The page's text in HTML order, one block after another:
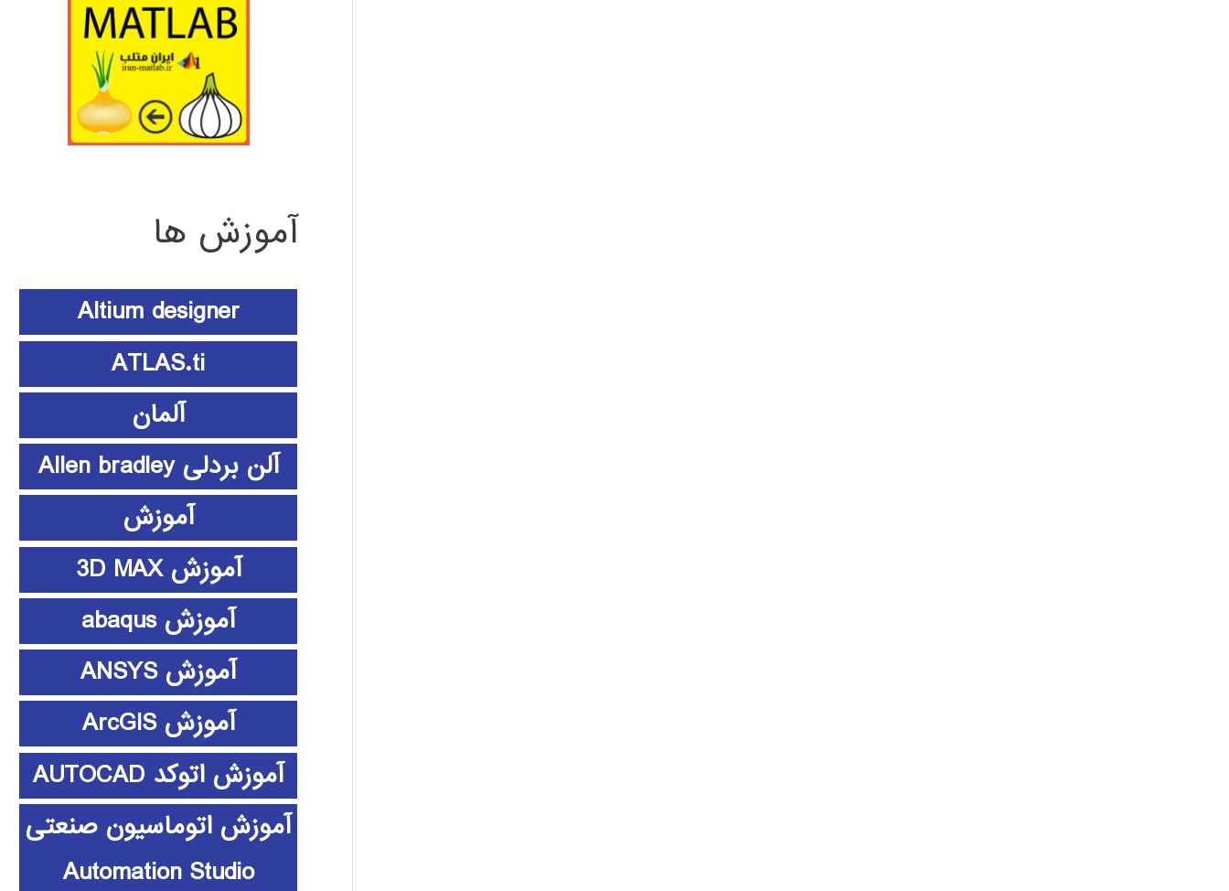
آموزش ها
Altium designer
ATLAS.ti
آلمان
آلن بردلی Allen bradley
آموزش
آموزش 3D MAX
آموزش abaqus
آموزش ANSYS
آموزش ArcGIS
آموزش اتوکد AUTOCAD
آموزش اتوماسیون صنعتی
Automation Studio